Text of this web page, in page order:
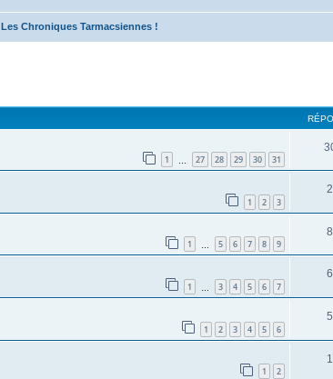
Les Chroniques Tarmacsiennes !
1 27 28 29 30 31
1 2 3
1 5 6 7 8 9
1 3 4 5 6 7
1 2 3 4 5 6
1 2